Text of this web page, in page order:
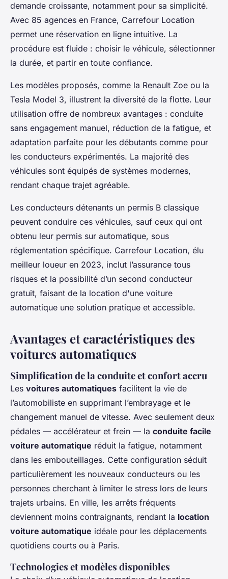
demande croissante, notamment pour sa simplicité.
Avec 85 agences en France, Carrefour Location
permet une réservation en ligne intuitive. La
procédure est fluide : choisir le véhicule, sélectionner
la durée, et partir en toute confiance.
Les modèles proposés, comme la Renault Zoe ou la
Tesla Model 3, illustrent la diversité de la flotte. Leur
utilisation offre de nombreux avantages : conduite
sans engagement manuel, réduction de la fatigue, et
adaptation parfaite pour les débutants comme pour
les conducteurs expérimentés. La majorité des
véhicules sont équipés de systèmes modernes,
rendant chaque trajet agréable.
Les conducteurs détenants un permis B classique
peuvent conduire ces véhicules, sauf ceux qui ont
obtenu leur permis sur automatique, sous
réglementation spécifique. Carrefour Location, élu
meilleur loueur en 2023, inclut l’assurance tous
risques et la possibilité d’un second conducteur
gratuit, faisant de la location d'une voiture
automatique une solution pratique et accessible.
Avantages et caractéristiques des
voitures automatiques
Simplification de la conduite et confort accru
Les voitures automatiques facilitent la vie de
l’automobiliste en supprimant l’embrayage et le
changement manuel de vitesse. Avec seulement deux
pédales — accélérateur et frein — la conduite facile
voiture automatique réduit la fatigue, notamment
dans les embouteillages. Cette configuration séduit
particulièrement les nouveaux conducteurs ou les
personnes cherchant à limiter le stress lors de leurs
trajets urbains. En ville, les arrêts fréquents
deviennent moins contraignants, rendant la location
voiture automatique idéale pour les déplacements
quotidiens courts ou à Paris.
Technologies et modèles disponibles